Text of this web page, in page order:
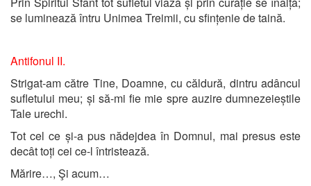
se luminează întru Unimea Treimii, cu sfințenie de taină.
Antifonul II.
Strigat-am către Tine, Doamne, cu căldură, dintru adâncul
sufletului meu; și să-mi fie mie spre auzire dumnezeieștile
Tale urechi.
Tot cel ce și-a pus nădejdea în Domnul, mai presus este
decât toți cei ce-l întristează.
Mărire…, Şi acum…